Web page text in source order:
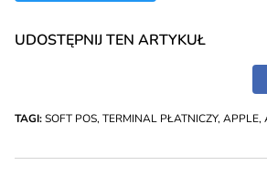
UDOSTĘPNIJ TEN ARTYKUŁ
TAGI:SOFT POS, TERMINAL PŁATNICZY, APPLE,